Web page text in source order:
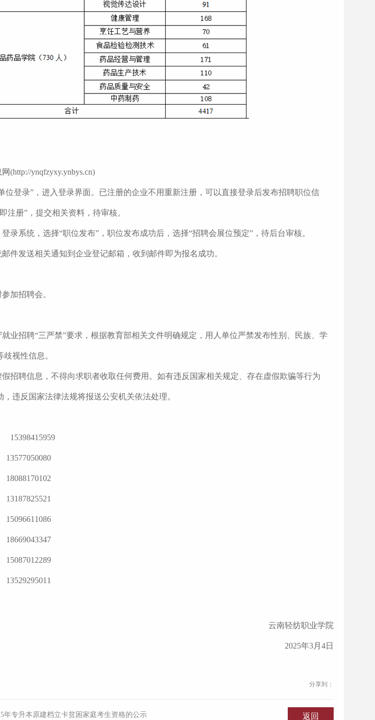
(http://ynqfzyxy.ynbys.cn)
位登录”，进入登录界面。已注册的企业不用重新注册，可以直接登录后发布招聘职位信
注册”，提交相关资料，待审核。
录系统，选择“职位发布”，职位发布成功后，选择“招聘会展位预定”，待后台审核。
件发送相关通知到企业登记邮箱，收到邮件即为报名成功。
加招聘会。
就业招聘“三严禁”要求，根据教育部相关文件明确规定，用人单位严禁发布性别、民族、学
视性信息。
假招聘信息，不得向求职者收取任何费用。如有违反国家相关规定、存在虚假欺骗等行为
违反国家法律法规将报送公安机关依法处理。
云南轻纺职业学院
2025年3月4日
分享到：
年专升本原建档立卡贫困家庭考生资格的公示 返回